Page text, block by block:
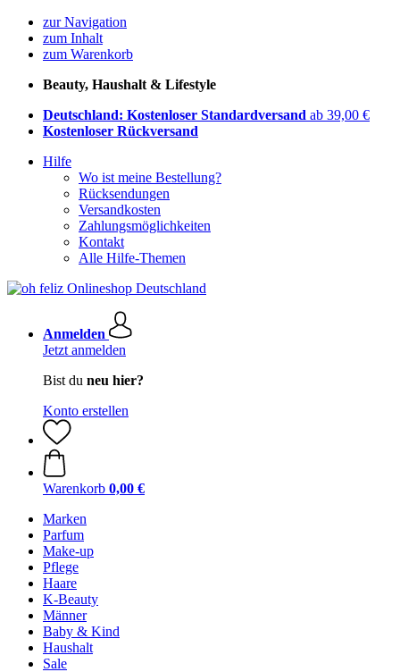
zur Navigation
zum Inhalt
zum Warenkorb
Beauty, Haushalt & Lifestyle
Deutschland: Kostenloser Standardversand ab 39,00 €
Kostenloser Rückversand
Hilfe
Wo ist meine Bestellung?
Rücksendungen
Versandkosten
Zahlungsmöglichkeiten
Kontakt
Alle Hilfe-Themen
Anmelden
Jetzt anmelden
Bist du neu hier?
Konto erstellen
Warenkorb 0,00 €
Marken
Parfum
Make-up
Pflege
Haare
K-Beauty
Männer
Baby & Kind
Haushalt
Sale